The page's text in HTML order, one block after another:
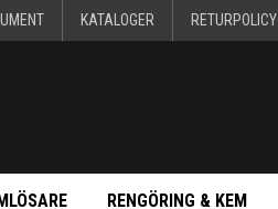
KATALOGER RETURPOLICY
RENGÖRING & KEM